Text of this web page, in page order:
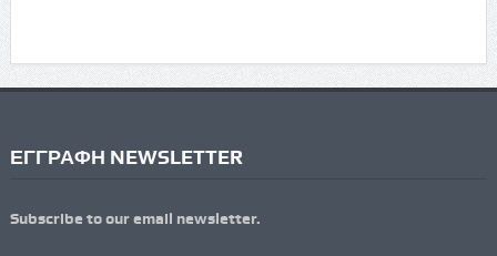
ΕΓΓΡΑΦΗ NEWSLETTER
Subscribe to our email newsletter.